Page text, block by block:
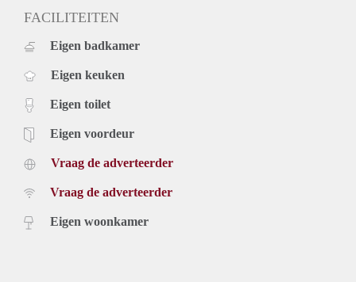
FACILITEITEN
Eigen badkamer
Eigen keuken
Eigen toilet
Eigen voordeur
Vraag de adverteerder
Vraag de adverteerder
Eigen woonkamer